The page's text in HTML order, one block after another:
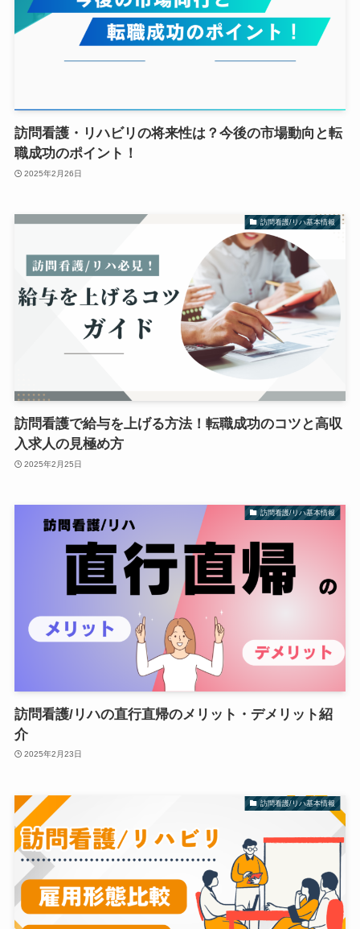
訪問看護・リハビリの将来性は？今後の市場動向と転
職成功のポイント！
2025年2月26日
訪問看護/リハ基本情報
訪問看護で給与を上げる方法！転職成功のコツと高収
入求人の見極め方
2025年2月25日
訪問看護/リハ基本情報
訪問看護/リハの直行直帰のメリット・デメリット紹
介
2025年2月23日
訪問看護/リハ基本情報